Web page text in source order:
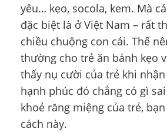
yêu… kẹo, socola, kem. Mà
đặc biệt là ở Việt Nam – rất
chiều chuộng con cái. Thế
thường cho trẻ ăn bánh kẹo
thấy nụ cười của trẻ khi
hạnh phúc đó chẳng có gì
khoẻ răng miệng của trẻ,
cách này.